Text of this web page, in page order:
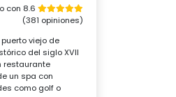
con 8.6
(381 opiniones)
viejo de
del siglo XVII
restaurante
un spa con
como golf o